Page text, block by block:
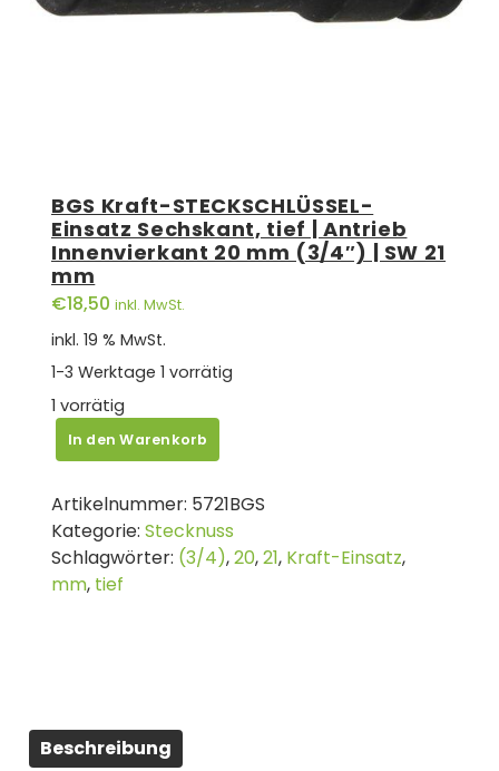
BGS Kraft-STECKSCHLÜSSEL-
Einsatz Sechskant, tief | Antrieb
Innenvierkant 20 mm (3/4″) | SW 21
mm
€18,50 inkl. MwSt.
inkl. 19 % MwSt.
1-3 Werktage 1 vorrätig
1 vorrätig
BGS
Kraft-
Einsatz
Sechskant,
tief
|
(3/4")
|
In den Warenkorb
Artikelnummer: 5721BGS
Kategorie: Stecknuss
Schlagwörter: (3/4),20,21, Kraft-Einsatz,
mm, tief
Beschreibung